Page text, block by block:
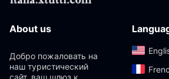
About us
Добро пожаловать на
наш туристический
сайт, ваш шлюз к